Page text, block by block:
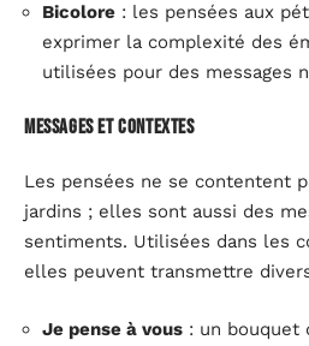
Bicolore : les pensées aux
exprimer la complexité des
utilisées pour des messages
Messages et contextes
Les pensées ne se contentent
jardins ; elles sont aussi des
sentiments. Utilisées dans les
elles peuvent transmettre
Je pense à vous : un bouquet